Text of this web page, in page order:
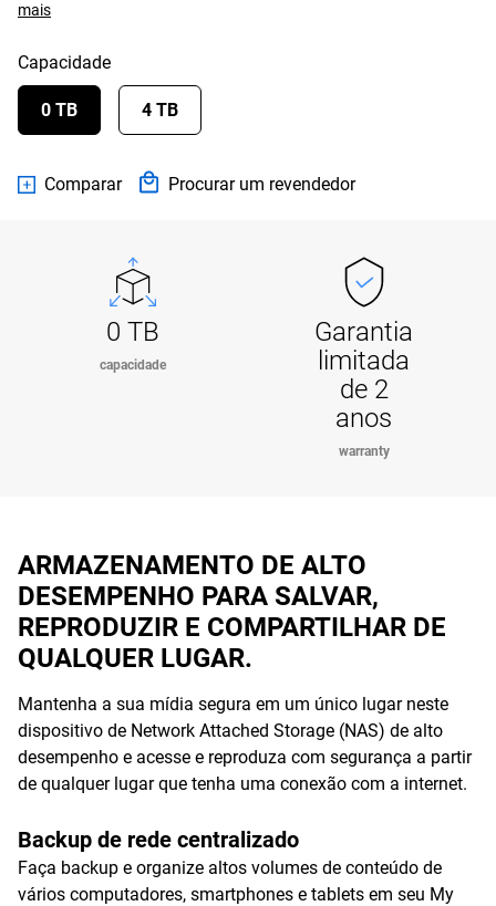
mais
Capacidade
0 TB 4 TB
Comparar Procurar um revendedor
0 TB
capacidade
Garantia
limitada
de 2
anos
warranty
ARMAZENAMENTO DE ALTO
DESEMPENHO PARA SALVAR,
REPRODUZIR E COMPARTILHAR DE
QUALQUER LUGAR.
Mantenha a sua mídia segura em um único lugar neste
dispositivo de Network Attached Storage (NAS) de alto
desempenho e acesse e reproduza com segurança a partir
de qualquer lugar que tenha uma conexão com a internet.
Backup de rede centralizado
Faça backup e organize altos volumes de conteúdo de
vários computadores, smartphones e tablets em seu My